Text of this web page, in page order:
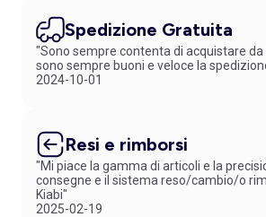
Spedizione Gratuita
"Sono sempre contenta di acquistare da
sono sempre buoni e veloce la
2024-10-01
Resi e rimborsi
"Mi piace la gamma di articoli e la
consegne e il sistema reso/cambio/o
Kiabi"
2025-02-19